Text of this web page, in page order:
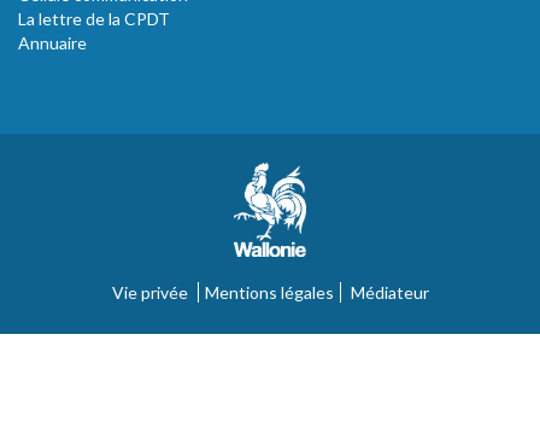
La lettre de la CPDT
Annuaire
Vie privée Mentions légales Médiateur